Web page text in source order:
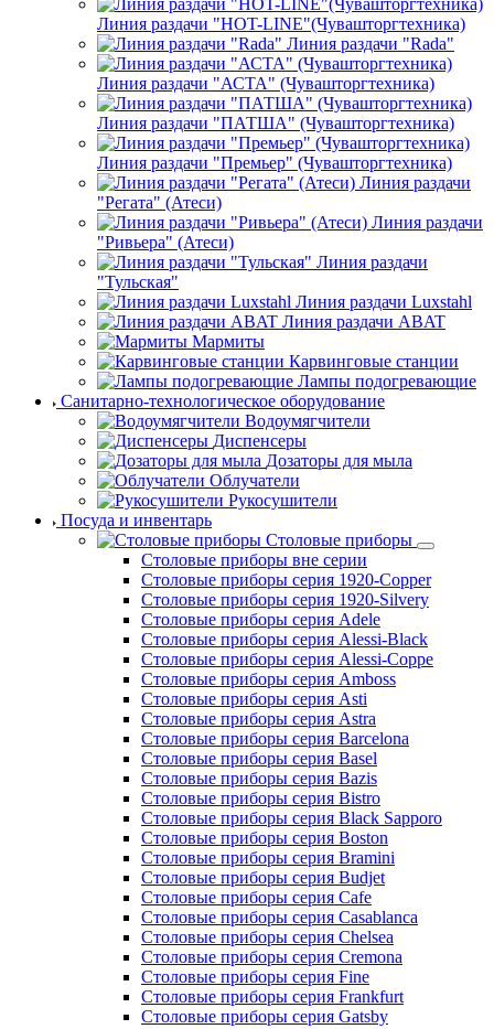
Линия раздачи "HOT-LINE"(Чувашторгтехника)
Линия раздачи "Rada"
Линия раздачи "АСТА" (Чувашторгтехника)
Линия раздачи "ПАТША" (Чувашторгтехника)
Линия раздачи "Премьер" (Чувашторгтехника)
Линия раздачи
"Регата" (Атеси)
Линия раздачи
"Ривьера" (Атеси)
Линия раздачи
"Тульская"
Линия раздачи Luxstahl
Линия раздачи ABAT
Мармиты
Карвинговые станции
Лампы подогревающие
Санитарно-технологическое оборудование
Водоумягчители
Диспенсеры
Дозаторы для мыла
Облучатели
Рукосушители
Посуда и инвентарь
Столовые приборы
Столовые приборы вне серии
Столовые приборы серия 1920-Copper
Столовые приборы серия 1920-Silvery
Столовые приборы серия Adele
Столовые приборы серия Alessi-Black
Столовые приборы серия Alessi-Coppe
Столовые приборы серия Amboss
Столовые приборы серия Asti
Столовые приборы серия Astra
Столовые приборы серия Barcelona
Столовые приборы серия Basel
Столовые приборы серия Bazis
Столовые приборы серия Bistro
Столовые приборы серия Black Sapporo
Столовые приборы серия Boston
Столовые приборы серия Bramini
Столовые приборы серия Budjet
Столовые приборы серия Cafe
Столовые приборы серия Casablanca
Столовые приборы серия Chelsea
Столовые приборы серия Cremona
Столовые приборы серия Fine
Столовые приборы серия Frankfurt
Столовые приборы серия Gatsby